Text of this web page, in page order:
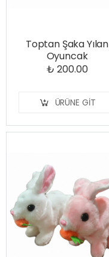
Toptan Şaka Yılan
Oyuncak
₺ 200.00
ÜRÜNE GIT